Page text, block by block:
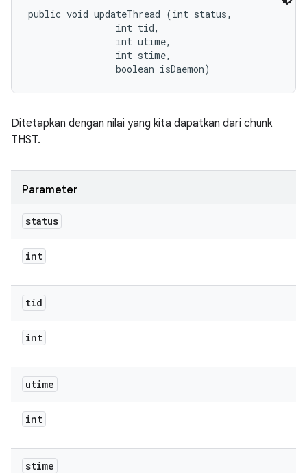
public void updateThread (int status,
                int tid,
                int utime,
                int stime,
                boolean isDaemon)
Ditetapkan dengan nilai yang kita dapatkan dari chunk
THST.
Parameter
status
int
tid
int
utime
int
stime